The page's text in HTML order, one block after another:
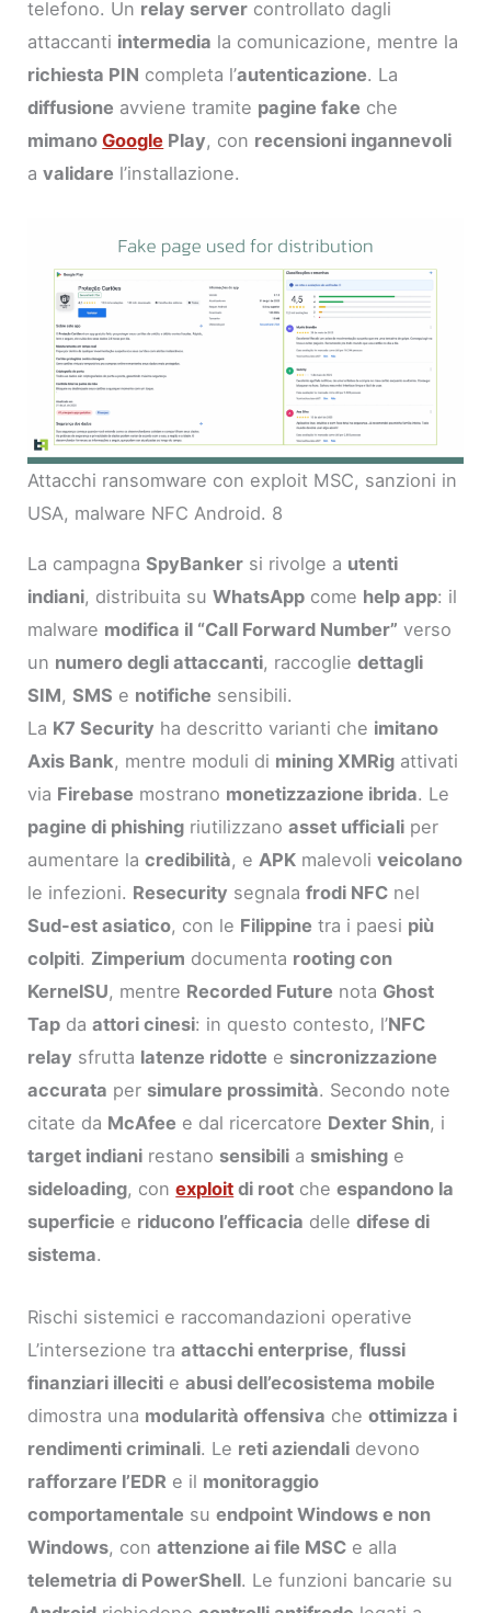
telefono. Un relay server controllato dagli
attaccanti intermedia la comunicazione, mentre la
richiesta PIN completa l’autenticazione. La
diffusione avviene tramite pagine fake che
mimanoGoogle Play, con recensioni ingannevoli
avalidare l’installazione.
Attacchi ransomware con exploit MSC, sanzioni in
USA, malware NFC Android. 8
La campagnaSpyBanker si rivolge a utenti
indiani, distribuita suWhatsApp come help app: il
malware modifica il “Call Forward Number” verso
un numero degli attaccanti, raccogliedettagli
SIM,SMS e notifiche sensibili.
La K7 Security ha descritto varianti che imitano
Axis Bank, mentre moduli di mining XMRig attivati
via Firebase mostrano monetizzazione ibrida. Le
pagine di phishing riutilizzanoasset ufficiali per
aumentare lacredibilità, eAPK malevoliveicolano
le infezioni. Resecurity segnalafrodi NFC nel
Sud-est asiatico, con le Filippine tra i paesi più
colpiti. Zimperium documenta rooting con
KernelSU, mentre Recorded Future nota Ghost
Tap daattori cinesi: in questo contesto, l’NFC
relay sfrutta latenze ridotte e sincronizzazione
accurata per simulare prossimità. Secondo note
citate da McAfee e dal ricercatore Dexter Shin, i
target indiani restano sensibili a smishing e
sideloading, conexploit di root cheespandono la
superficie e riducono l’efficacia delledifese di
sistema.
Rischi sistemici e raccomandazioni operative
L’intersezione traattacchi enterprise,flussi
finanziari illeciti eabusi dell’ecosistema mobile
dimostra una modularità offensiva cheottimizza i
rendimenti criminali. Le reti aziendali devono
rafforzare l’EDR e il monitoraggio
comportamentale suendpoint Windows e non
Windows, conattenzione ai file MSC e alla
telemetria di PowerShell. Le funzioni bancarie su